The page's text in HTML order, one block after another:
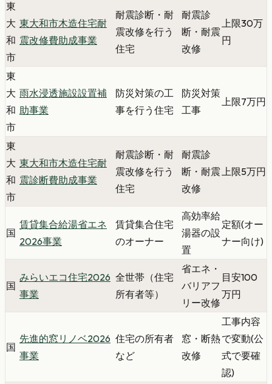
東
大
和
市
東大和市木造住宅耐
震改修費助成事業
耐震診断・耐
震改修を行う
住宅
耐震診
断・耐震
改修
上限30万
円
東
大
和
市
雨水浸透施設設置補
助事業
防災対策の工
事を行う住宅
防災対策
工事
上限7万円
東
大
和
市
東大和市木造住宅耐
震診断費助成事業
耐震診断・耐
震改修を行う
住宅
耐震診
断・耐震
改修
上限5万円
国
賃貸集合給湯省エネ
2026事業
賃貸集合住宅
のオーナー
高効率給
湯器の設
置
定額(オー
ナー向け)
国
みらいエコ住宅2026
事業
全世帯（住宅
所有者等）
省エネ・
バリアフ
リー改修
目安100
万円
国
先進的窓リノベ2026
事業
住宅の所有者
など
窓・断熱
改修
工事内容
で変動(公
式で要確
認)